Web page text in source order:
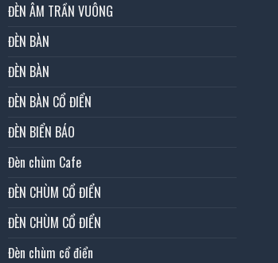
ĐÈN ÂM TRẦN VUÔNG
ĐÈN BÀN
ĐÈN BÀN
ĐÈN BÀN CỔ ĐIỂN
ĐÈN BIỂN BÁO
Đèn chùm Cafe
ĐÈN CHÙM CỔ ĐIỂN
ĐÈN CHÙM CỔ ĐIỂN
Đèn chùm cổ điển